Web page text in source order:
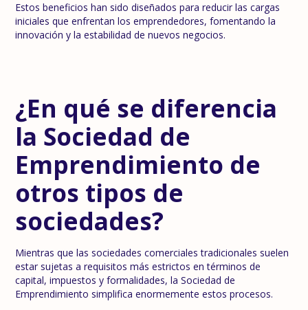
Estos beneficios han sido diseñados para reducir las cargas
iniciales que enfrentan los emprendedores, fomentando la
innovación y la estabilidad de nuevos negocios.
¿En qué se diferencia
la Sociedad de
Emprendimiento de
otros tipos de
sociedades?
Mientras que las sociedades comerciales tradicionales suelen
estar sujetas a requisitos más estrictos en términos de
capital, impuestos y formalidades, la Sociedad de
Emprendimiento simplifica enormemente estos procesos.